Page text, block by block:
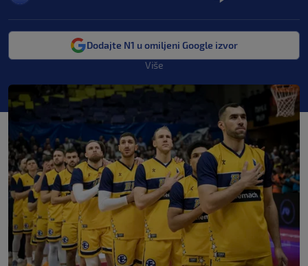
Dodajte N1 u omiljeni Google izvor
Više